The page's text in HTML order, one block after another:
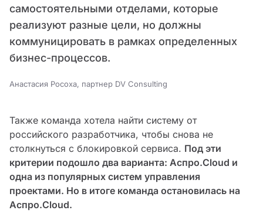
самостоятельными отделами, которые
реализуют разные цели, но должны
коммуницировать в рамках определенных
бизнес-процессов.
Анастасия Росоха, партнер DV Consulting
Также команда хотела найти систему от
российского разработчика, чтобы снова не
столкнуться с блокировкой сервиса. Под эти
критерии подошло два варианта: Аспро.Cloud и
одна из популярных систем управления
проектами. Но в итоге команда остановилась на
Аспро.Cloud.